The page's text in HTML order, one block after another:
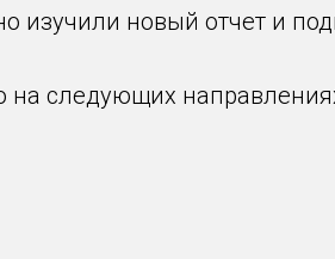
изучили новый отчет и
на следующих